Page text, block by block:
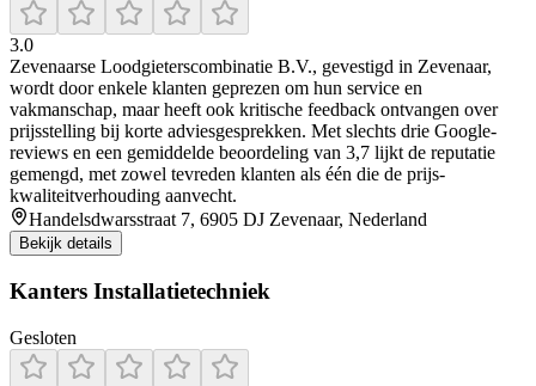
3.0
Zevenaarse Loodgieterscombinatie B.V., gevestigd in Zevenaar,
wordt door enkele klanten geprezen om hun service en
vakmanschap, maar heeft ook kritische feedback ontvangen over
prijsstelling bij korte adviesgesprekken. Met slechts drie Google-
reviews en een gemiddelde beoordeling van 3,7 lijkt de reputatie
gemengd, met zowel tevreden klanten als één die de prijs-
kwaliteitverhouding aanvecht.
Handelsdwarsstraat 7, 6905 DJ Zevenaar, Nederland
Bekijk details
Kanters Installatietechniek
Gesloten